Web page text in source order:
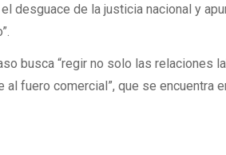
desguace de la justicia nacional y
busca “regir no solo las relaciones
fuero comercial”, que se encuentra